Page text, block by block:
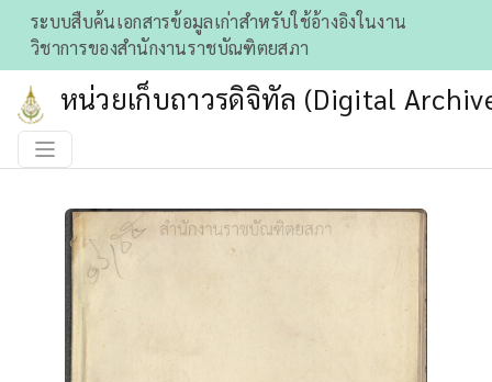
ระบบสืบค้นเอกสารข้อมูลเก่าสําหรับใช้อ้างอิงในงาน
วิชาการของสำนักงานราชบัณฑิตยสภา
หน่วยเก็บถาวรดิจิทัล (Digital